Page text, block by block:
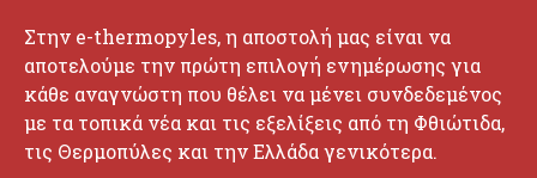
Στην e-thermopyles, η αποστολή μας είναι να
αποτελούμε την πρώτη επιλογή ενημέρωσης για
κάθε αναγνώστη που θέλει να μένει συνδεδεμένος
με τα τοπικά νέα και τις εξελίξεις από τη Φθιώτιδα,
τις Θερμοπύλες και την Ελλάδα γενικότερα.